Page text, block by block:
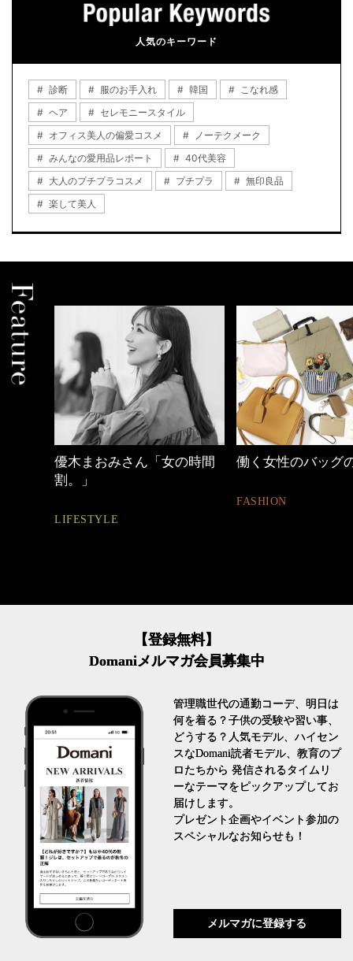
人気のキーワード
診断 服のお手入れ 韓国
こなれ感
ヘア
セレモニースタイル
オフィス美人の偏愛コスメ
ノーテクメーク
みんなの愛用品レポート
40代美容
大人のプチプラコスメ
プチプラ
無印良品
楽して美人
優木まおみさん「女の時間
割。」
LIFESTYLE
働く女性のバッグの中身
FASHION
【登録無料】
Domaniメルマガ会員募集中
管理職世代の通勤コーデ、明日は
何を着る？子供の受験や習い事、
どうする？人気モデル、ハイセン
スなDomani読者モデル、教育のプ
ロたちから 発信されるタイムリ
ーなテーマをピックアップしてお
届けします。
プレゼント企画やイベント参加の
スペシャルなお知らせも！
メルマガに登録する